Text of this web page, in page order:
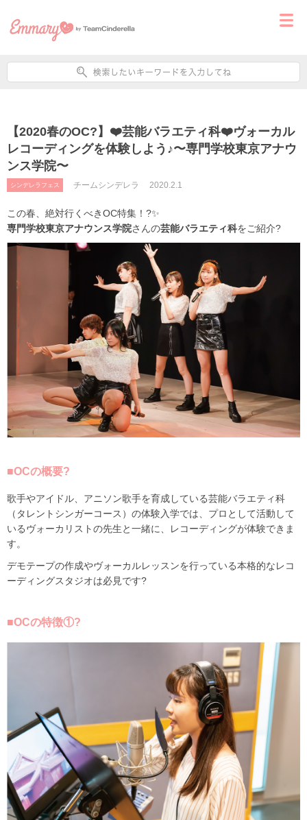
【2020春のOC?】❤️芸能バラエティ科❤️ヴォーカル
レコーディングを体験しよう♪〜専門学校東京アナウ
ンス学院〜
シンデレラフェス チームシンデレラ 2020.2.1
この春、絶対行くべきOC特集！?✨
専門学校東京アナウンス学院さんの芸能バラエティ科をご紹介?
■OCの概要?
歌手やアイドル、アニソン歌手を育成している芸能バラエティ科
（タレントシンガーコース）の体験入学では、プロとして活動して
いるヴォーカリストの先生と一緒に、レコーディングが体験できま
す。
デモテープの作成やヴォーカルレッスンを行っている本格的なレコ
ーディングスタジオは必見です?
■OCの特徴①?